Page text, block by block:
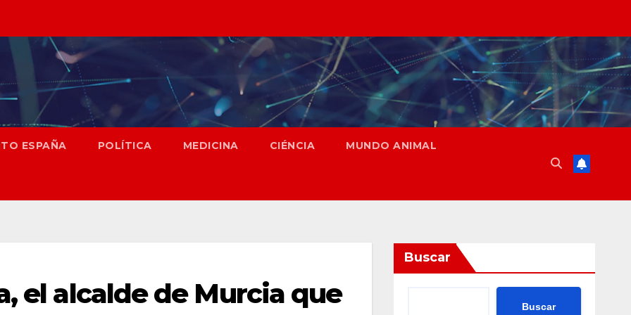
ESPAÑA POLÍTICA MEDICINA CIÉNCIA MUNDO ANIMAL
el alcalde de Murcia que
Buscar
Buscar